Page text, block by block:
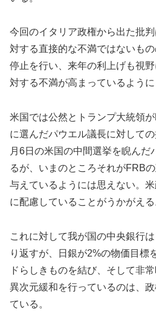
今回のイタリア政権から出た批
対する直接的な不満ではないも
停止を行い、来年の利上げも視
対する不満が高まっているように
米国では公然とトランプ大統領
に選んだパウエル議長に対して
月6日の米国の中間選挙を睨んだ
るが、いまのところそれがFRB
与えているようには思えない。
に配慮していることがうかがえる
これに対して我が国の中央銀行
り返すが、日銀が2%の物価目標
ドらしきものを結び、そして非
異次元緩和を行っているのは、
ている。